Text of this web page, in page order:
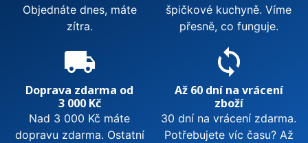
Objednáte dnes, máte
zítra.
špičkové kuchyně. Víme
přesně, co funguje.
local_shipping
Doprava zdarma od
3 000 Kč
Nad 3 000 Kč máte
dopravu zdarma. Ostatní
sync
Až 60 dní na vrácení
zboží
30 dní na vrácení zdarma.
Potřebujete víc času? Až